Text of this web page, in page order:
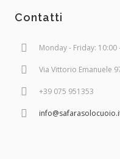
Contatti
Monday - Friday: 10:00
Via Vittorio Emanuele
+39 075 951353